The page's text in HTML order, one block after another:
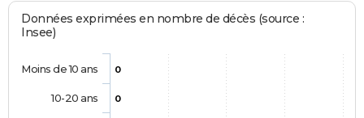
Données exprimées en nombre de décès (source :
Insee)
0
0
Moins de 10 ans
10-20 ans